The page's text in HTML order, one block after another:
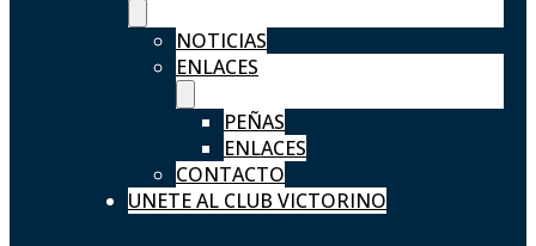
NOTICIAS
ENLACES
PEÑAS
ENLACES
CONTACTO
UNETE AL CLUB VICTORINO